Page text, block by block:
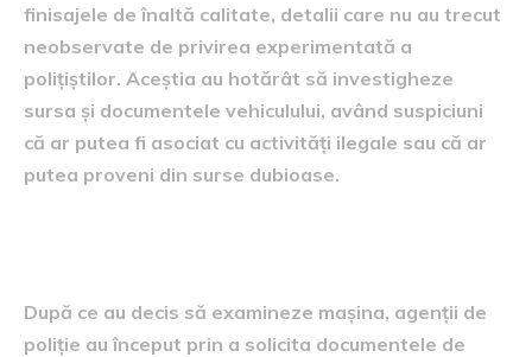
finisajele de înaltă calitate, detalii care nu au trecut
neobservate de privirea experimentată a
polițiștilor. Aceștia au hotărât să investigheze
sursa și documentele vehiculului, având suspiciuni
că ar putea fi asociat cu activități ilegale sau că ar
putea proveni din surse dubioase.
După ce au decis să examineze mașina, agenții de
poliție au început prin a solicita documentele de